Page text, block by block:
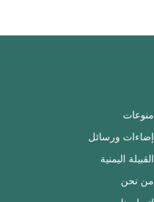
منوعات
إضاءات ورسائل
القبيلة اليمنية
من نحن